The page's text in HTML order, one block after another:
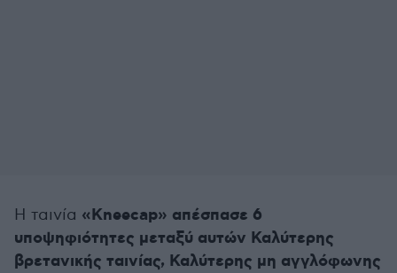
Η ταινία «Kneecap» απέσπασε 6
υποψηφιότητες μεταξύ αυτών Καλύτερης
βρετανικής ταινίας, Καλύτερης μη αγγλόφωνης